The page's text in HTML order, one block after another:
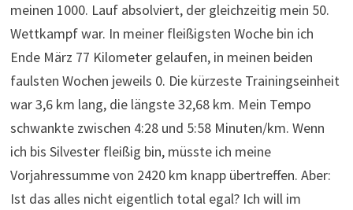
meinen 1000. Lauf absolviert, der gleichzeitig mein 50.
Wettkampf war. In meiner fleißigsten Woche bin ich
Ende März 77 Kilometer gelaufen, in meinen beiden
faulsten Wochen jeweils 0. Die kürzeste Trainingseinheit
war 3,6 km lang, die längste 32,68 km. Mein Tempo
schwankte zwischen 4:28 und 5:58 Minuten/km. Wenn
ich bis Silvester fleißig bin, müsste ich meine
Vorjahressumme von 2420 km knapp übertreffen. Aber:
Ist das alles nicht eigentlich total egal? Ich will im